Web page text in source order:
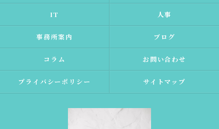
IT 人事
事務所案内 ブログ
コラム お問い合わせ
プライバシーポリシー サイトマップ